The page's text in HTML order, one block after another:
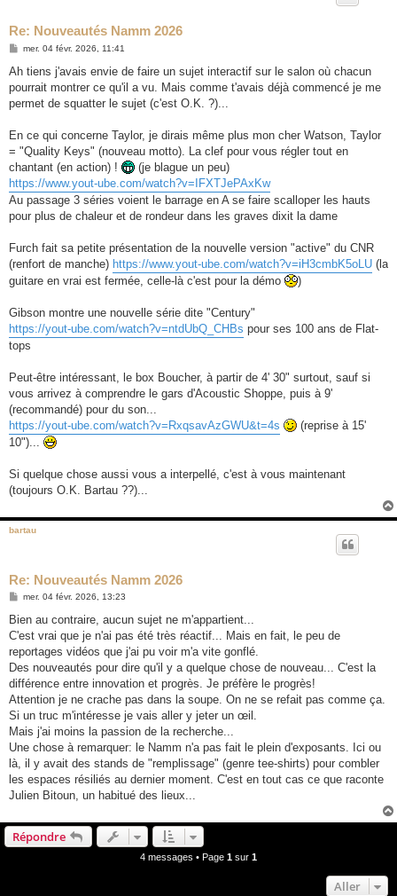
Re: Nouveautés Namm 2026
M
s
a
g
mer. 04 févr. 2026, 11:41
Ah tiens j'avais envie de faire un sujet interactif sur le salon où chacun
pourrait montrer ce qu'il a vu. Mais comme t'avais déjà commencé je me
permet de squatter le sujet (c'est O.K. ?)...
En ce qui concerne Taylor, je dirais même plus mon cher Watson, Taylor
= "Quality Keys" (nouveau motto). La clef pour vous régler tout en
chantant (en action) !
(je blague un peu)
https://www.yout-ube.com/watch?v=IFXTJePAxKw
Au passage 3 séries voient le barrage en A se faire scalloper les hauts
pour plus de chaleur et de rondeur dans les graves dixit la dame
Furch fait sa petite présentation de la nouvelle version "active" du CNR
(renfort de manche) https://www.yout-ube.com/watch?v=iH3cmbK5oLU (la
guitare en vrai est fermée, celle-là c'est pour la démo
)
Gibson montre une nouvelle série dite "Century"
https://yout-ube.com/watch?v=ntdUbQ_CHBs pour ses 100 ans de Flat-
tops
Peut-être intéressant, le box Boucher, à partir de 4' 30" surtout, sauf si
vous arrivez à comprendre le gars d'Acoustic Shoppe, puis à 9'
(recommandé) pour du son...
https://yout-ube.com/watch?v=RxqsavAzGWU&t=4s
(reprise à 15'
10")...
Si quelque chose aussi vous a interpellé, c'est à vous maintenant
(toujours O.K. Bartau ??)...
bartau
Re: Nouveautés Namm 2026
M
s
a
g
e
mer. 04 févr. 2026, 13:23
Bien au contraire, aucun sujet ne m'appartient...
C'est vrai que je n'ai pas été très réactif... Mais en fait, le peu de
reportages vidéos que j'ai pu voir m'a vite gonflé.
Des nouveautés pour dire qu'il y a quelque chose de nouveau... C'est la
différence entre innovation et progrès. Je préfère le progrès!
Attention je ne crache pas dans la soupe. On ne se refait pas comme ça.
Si un truc m'intéresse je vais aller y jeter un œil.
Mais j'ai moins la passion de la recherche...
Une chose à remarquer: le Namm n'a pas fait le plein d'exposants. Ici ou
là, il y avait des stands de "remplissage" (genre tee-shirts) pour combler
les espaces résiliés au dernier moment. C'est en tout cas ce que raconte
Julien Bitoun, un habitué des lieux...
Répondre
4 messages • Page 1 sur 1
Aller